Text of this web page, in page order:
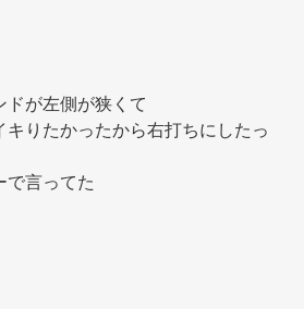
ドが左側が狭くて
りたかったから右打ちにしたっ
で言ってた